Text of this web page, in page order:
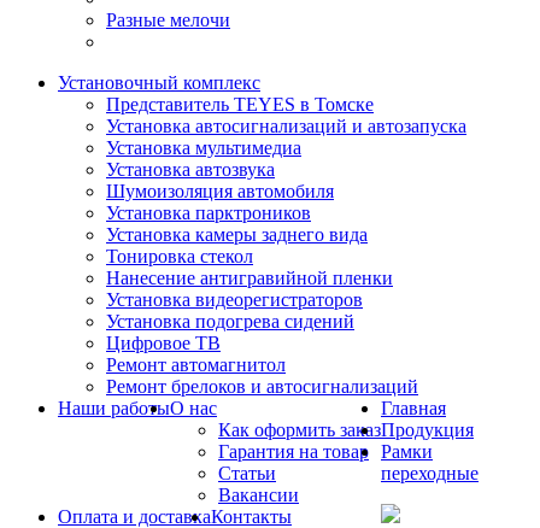
Разные мелочи
Установочный комплекс
Представитель TEYES в Томске
Установка автосигнализаций и автозапуска
Установка мультимедиа
Установка автозвука
Шумоизоляция автомобиля
Установка парктроников
Установка камеры заднего вида
Тонировка стекол
Нанесение антигравийной пленки
Установка видеорегистраторов
Установка подогрева сидений
Цифровое ТВ
Ремонт автомагнитол
Ремонт брелоков и автосигнализаций
Наши работыО нас
Как оформить заказ
Гарантия на товар
Статьи
Вакансии
Оплата и доставкаКонтакты
Главная
Продукция
Рамки
переходные